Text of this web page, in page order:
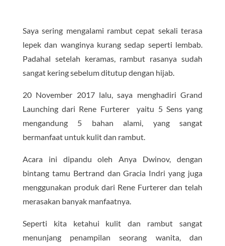
Saya sering mengalami rambut cepat sekali terasa
lepek dan wanginya kurang sedap seperti lembab.
Padahal setelah keramas, rambut rasanya sudah
sangat kering sebelum ditutup dengan hijab.
20 November 2017 lalu, saya menghadiri Grand
Launching dari Rene Furterer yaitu 5 Sens yang
mengandung 5 bahan alami, yang sangat
bermanfaat untuk kulit dan rambut.
Acara ini dipandu oleh Anya Dwinov, dengan
bintang tamu Bertrand dan Gracia Indri yang juga
menggunakan produk dari Rene Furterer dan telah
merasakan banyak manfaatnya.
Seperti kita ketahui kulit dan rambut sangat
menunjang penampilan seorang wanita, dan